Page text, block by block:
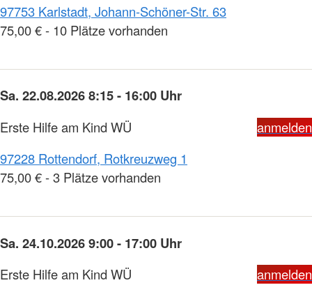
97753 Karlstadt, Johann-Schöner-Str. 63
75,00 € - 10 Plätze vorhanden
Sa. 22.08.2026 8:15 - 16:00 Uhr
Erste Hilfe am Kind WÜ
anmelden
97228 Rottendorf, Rotkreuzweg 1
75,00 € - 3 Plätze vorhanden
Sa. 24.10.2026 9:00 - 17:00 Uhr
Erste Hilfe am Kind WÜ
anmelden